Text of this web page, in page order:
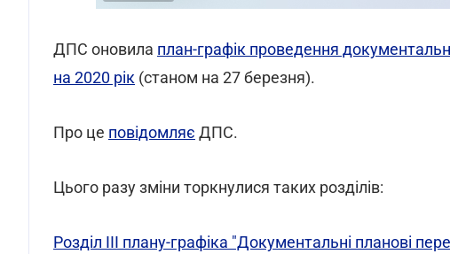
ДПС оновила план-графік проведення
на 2020 рік (станом на 27 березня).
Про це повідомляє ДПС.
Цього разу зміни торкнулися таких розділів:
Розділ ІІІ плану-графіка "Документальні планові